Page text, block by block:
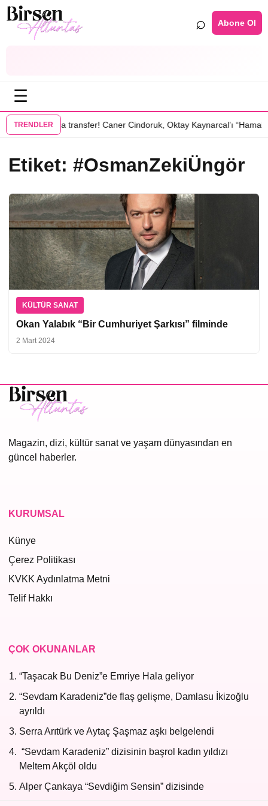
⌕ Abone Ol
☰
TRENDLER
•Bomba transfer! Caner Cindoruk, Oktay Kaynarcal’ı “Hamal”
Etiket: #OsmanZekiÜngör
KÜLTÜR SANAT
Okan Yalabık “Bir Cumhuriyet Şarkısı” filminde
2 Mart 2024
Magazin, dizi, kültür sanat ve yaşam dünyasından en
güncel haberler.
KURUMSAL
Künye
Çerez Politikası
KVKK Aydınlatma Metni
Telif Hakkı
ÇOK OKUNANLAR
“Taşacak Bu Deniz”e Emriye Hala geliyor
“Sevdam Karadeniz”de flaş gelişme, Damlasu İkizoğlu
ayrıldı
Serra Arıtürk ve Aytaç Şaşmaz aşkı belgelendi
“Sevdam Karadeniz” dizisinin başrol kadın yıldızı
Meltem Akçöl oldu
Alper Çankaya “Sevdiğim Sensin” dizisinde